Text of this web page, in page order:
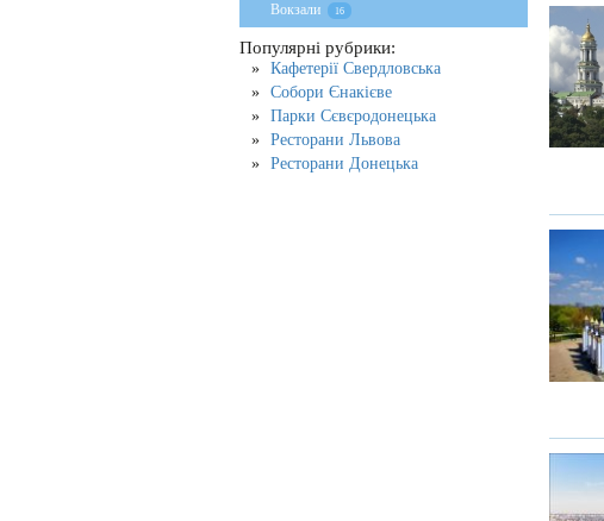
Вокзали 16
Популярні рубрики:
Кафетерії Свердловська
Собори Єнакієве
Парки Сєвєродонецька
Ресторани Львова
Ресторани Донецька